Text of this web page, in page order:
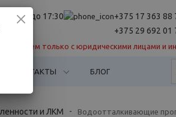
с 8:30 до 17:30
+375 17 363 88
+375 29 692 01
Работаем только с юридическими лицами и
КОНТАКТЫ БЛОГ
и ЛКМ - Водоотталкивающие